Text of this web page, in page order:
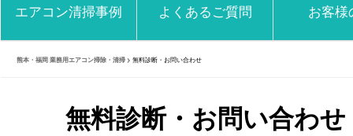
エアコン清掃事例 よくあるご質問 お客様
熊本・福岡 業務用エアコン掃除・清掃 > 無料診断・お問い合わせ
無料診断・お問い合わせ